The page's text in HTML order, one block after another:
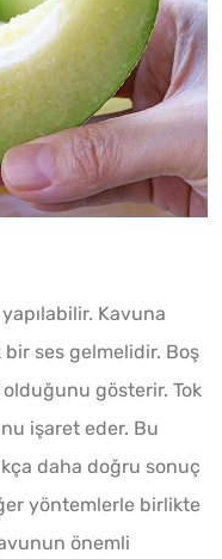
Kavuna
ses gelmelidir. Boş
olduğunu gösterir. Tok
işaret eder. Bu
daha doğru sonuç
yöntemlerle birlikte
önemli